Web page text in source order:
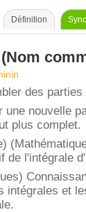
Définition
(Nom
des
une nouvelle
plus complet.
de l'intégrale
intégrales et